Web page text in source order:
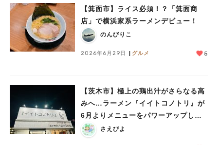
【箕面市】ライス必須！？「箕面商
店」で横浜家系ラーメンデビュー！
のんびりこ
2026年6月29日 グルメ 5
【茨木市】極上の鶏出汁がさらなる高
みへ…ラーメン『イイトコノトリ』が
6月よりメニューをパワーアップして
います！さえぴよ